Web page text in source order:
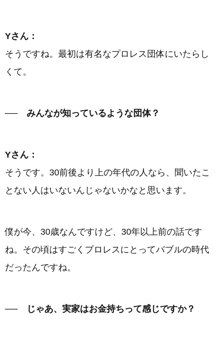
Yさん：
そうですね。最初は有名なプロレス団体にいたらし
くて。
── みんなが知っているような団体？
Yさん：
そうです。30前後より上の年代の人なら、聞いたこ
とない人はいないんじゃないかなと思います。
僕が今、30歳なんですけど、30年以上前の話です
ね。その頃はすごくプロレスにとってバブルの時代
だったんですね。
── じゃあ、実家はお金持ちって感じですか？